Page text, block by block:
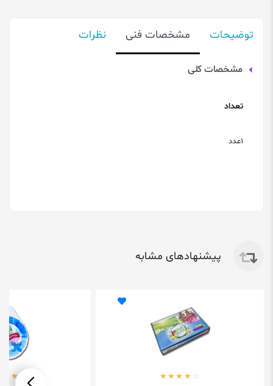
توضیحات مشخصات فنی نظرات
مشخصات کلی
تعداد
1عدد
پیشنهادهای مشابه